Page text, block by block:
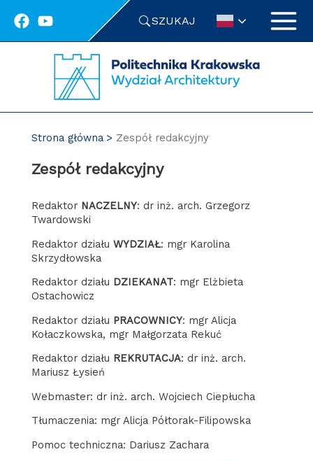
SZUKAJ
Strona główna Zespół redakcyjny
Zespół redakcyjny
Redaktor NACZELNY: dr inż. arch. Grzegorz
Twardowski
Redaktor działu WYDZIAŁ: mgr Karolina
Skrzydłowska
Redaktor działu DZIEKANAT: mgr Elżbieta
Ostachowicz
Redaktor działu PRACOWNICY: mgr Alicja
Kołaczkowska, mgr Małgorzata Rekuć
Redaktor działu REKRUTACJA: dr inż. arch.
Mariusz Łysień
Webmaster: dr inż. arch. Wojciech Ciepłucha
Tłumaczenia: mgr Alicja Półtorak-Filipowska
Pomoc techniczna: Dariusz Zachara